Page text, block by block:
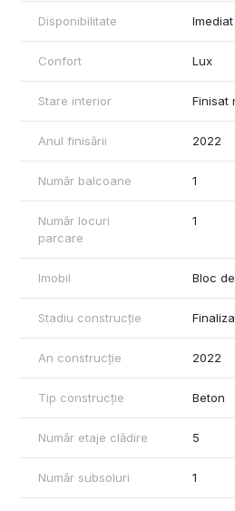
Disponibilitate Imediat
Confort Lux
Stare interior Finisat
Anul finisării 2022
Număr balcoane 1
Număr locuri
parcare
1
Imobil Bloc
Stadiu construcție
An construcție 2022
Tip construcție Beton
Număr etaje clădire 5
Număr subsoluri 1